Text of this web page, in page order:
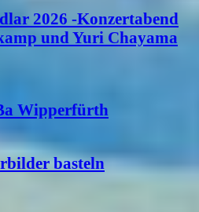
2026 -Konzertabend
und Yuri Chayama
Wipperfürth
basteln